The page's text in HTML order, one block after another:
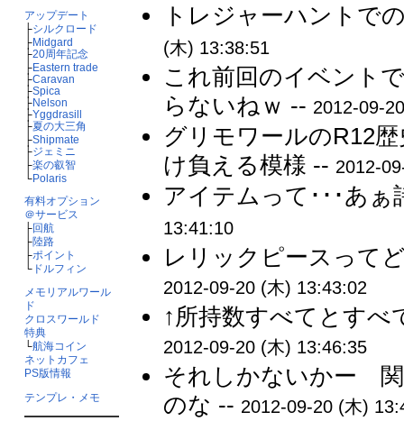
アップデート
├シルクロード
├Midgard
├20周年記念
├Eastern trade
├Caravan
├Spica
├Nelson
├Yggdrasill
├夏の大三角
├Shipmate
├ジェミニ
├楽の叡智
└Polaris
有料オプション
＠サービス
├回航
├陸路
├ポイント
└ドルフィン
メモリアルワール
ド
クロスワールド
特典
└航海コイン
ネットカフェ
PS版情報
テンプレ・メモ
トレジャーハントで
(木) 13:38:51
これ前回のイベント
らないねｗ -- 2012-09-
グリモワールのR12
け負える模様 -- 2012-
アイテムって･･･あ
13:41:10
レリックピースって
2012-09-20 (木) 13:43:02
↑所持数すべてとす
2012-09-20 (木) 13:46:35
それしかないかー 関
のな -- 2012-09-20 (木)